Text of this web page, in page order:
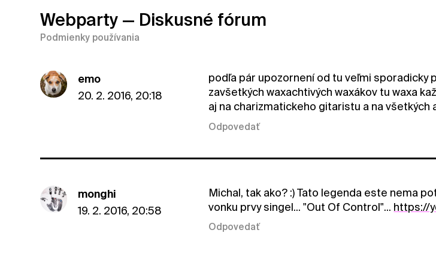
Webparty — Diskusné fórum
Podmienky používania
emo
20. 2. 2016, 20:18
podľa pár upozornení od tu veľmi sporadicky
zavšetkých waxachtivých waxákov tu waxa
aj na charizmatickeho gitaristu a na všetkých
Odpovedať
monghi
19. 2. 2016, 20:58
Michal, tak ako? :) Tato legenda este nema
vonku prvy singel... "Out Of Control"... https://
Odpovedať